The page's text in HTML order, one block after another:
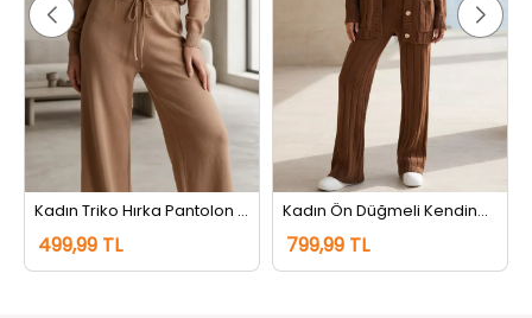
Kadın Triko Hırka Pantolon İkili Takım Bisküvi
499,99 TL
Kadın Ön Düğmeli Kendinden Çizgi Desenli Triko Hırka Pantolon İkili Takım Açıkkahve
799,99 TL